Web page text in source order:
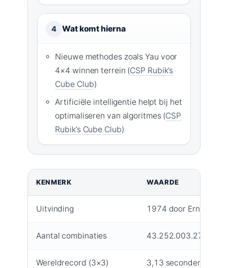
4 Wat komt hierna
Nieuwe methodes zoals Yau voor
4×4 winnen terrein (CSP Rubik’s
Cube Club)
Artificiële intelligentie helpt bij het
optimaliseren van algoritmes (CSP
Rubik’s Cube Club)
KENMERK WAARDE
Uitvinding 1974 door Ernő Rubik
Aantal combinaties
Wereldrecord (3×3) 3,13 seconden (Max